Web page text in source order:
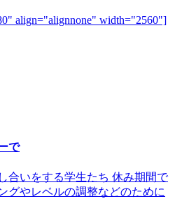
align="alignnone" width="2560"]
で
合いをする学生たち 休み期間で
グやレベルの調整などのために